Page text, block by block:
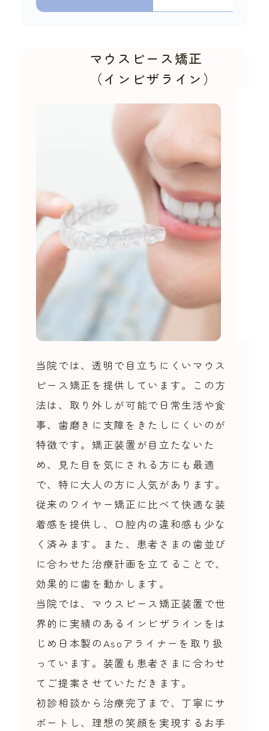
マウスピース矯正
（インビザライン）
当院では、透明で目立ちにくいマウス
ピース矯正を提供しています。この方
法は、取り外しが可能で日常生活や食
事、歯磨きに支障をきたしにくいのが
特徴です。矯正装置が目立たないた
め、見た目を気にされる方にも最適
で、特に大人の方に人気があります。
従来のワイヤー矯正に比べて快適な装
着感を提供し、口腔内の違和感も少な
く済みます。また、患者さまの歯並び
に合わせた治療計画を立てることで、
効果的に歯を動かします。
当院では、マウスピース矯正装置で世
界的に実績のあるインビザラインをは
じめ日本製のAsoアライナーを取り扱
っています。装置も患者さまに合わせ
てご提案させていただきます。
初診相談から治療完了まで、丁寧にサ
ポートし、理想の笑顔を実現するお手